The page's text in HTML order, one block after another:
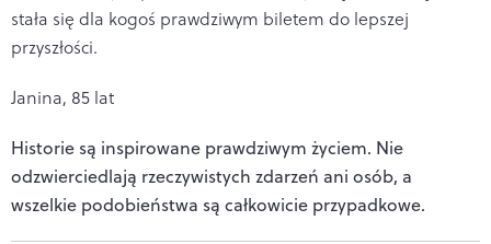
stała się dla kogoś prawdziwym biletem do lepszej
przyszłości.
Janina, 85 lat
Historie są inspirowane prawdziwym życiem. Nie
odzwierciedlają rzeczywistych zdarzeń ani osób, a
wszelkie podobieństwa są całkowicie przypadkowe.